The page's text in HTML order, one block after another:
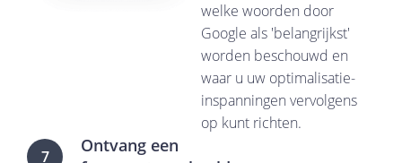
welke woorden door
Google als 'belangrijkst'
worden beschouwd en
waar u uw optimalisatie-
inspanningen vervolgens
op kunt richten.
7
Ontvang een